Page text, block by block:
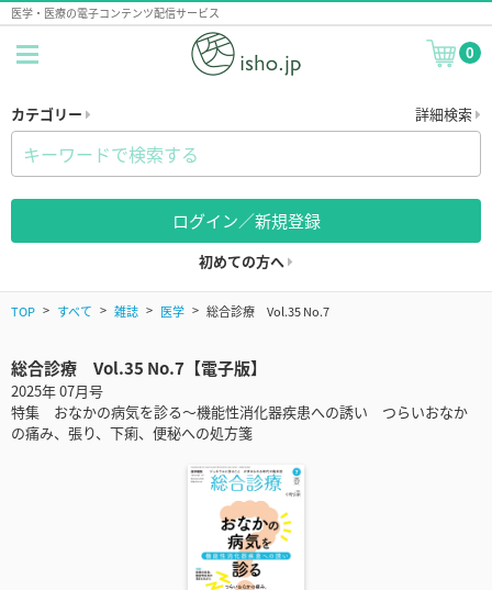
医学・医療の電子コンテンツ配信サービス
0
カテゴリー 詳細検索
ログイン／新規登録
初めての方へ
TOP すべて 雑誌 医学 総合診療 Vol.35 No.7
総合診療 Vol.35 No.7【電子版】
2025年 07月号
特集 おなかの病気を診る〜機能性消化器疾患への誘い つらいおなか
の痛み、張り、下痢、便秘への処方箋